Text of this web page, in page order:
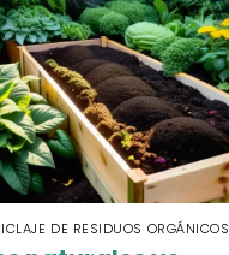
DE RESIDUOS ORGÁNICOS